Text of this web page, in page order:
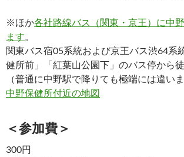
※ほか各社路線バス（関東・京王）に中
ます。
関東バス宿05系統および京王バス渋64系
健所前」「紅葉山公園下」のバス停から
（普通に中野駅で降りても極端には違いま
中野保健所付近の地図
＜参加費＞
300円